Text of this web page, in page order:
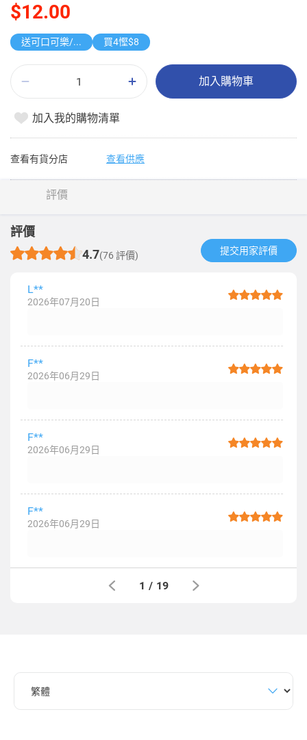
$12.00
送可口可樂/雪碧 1.25L 買4慳$8
加入購物車
加入我的購物清單
查看有貨分店 查看供應
評價
評價
4.7(76 評價) 提交用家評價​
L**
2026年07月20日
F**
2026年06月29日
F**
2026年06月29日
F**
2026年06月29日
1 / 19